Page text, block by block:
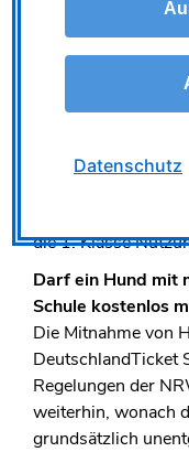
Raum das 1.
Monatsticket für
Es gilt in
Schule oder
ZusatzTicket im
die 1. Klasse
Darf ein Hund mit
Schule kostenlos
Die Mitnahme von
DeutschlandTicket
Regelungen der
weiterhin, wonach
grundsätzlich
Datenschutz